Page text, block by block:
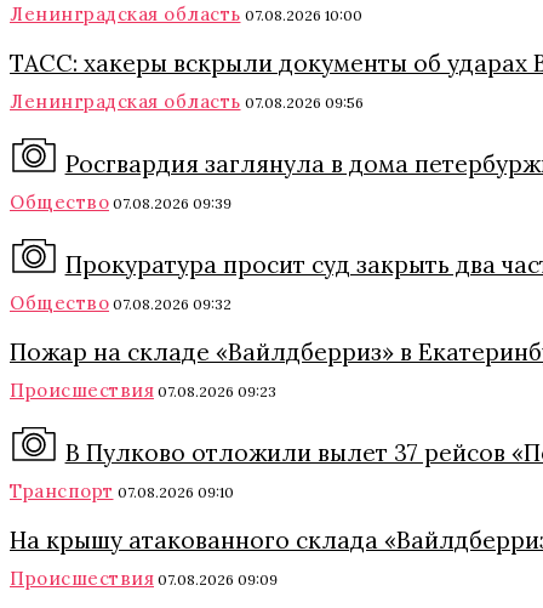
Ленинградская область 07.08.2026 10:00
ТАСС: хакеры вскрыли документы об
Ленинградская область 07.08.2026 09:56
Росгвардия заглянула в дома
Общество 07.08.2026 09:39
Прокуратура просит суд закрыть два
Общество 07.08.2026 09:32
Пожар на складе «Вайлдберриз» в
Происшествия 07.08.2026 09:23
В Пулково отложили вылет 37 рейсов
Транспорт 07.08.2026 09:10
На крышу атакованного склада
Происшествия 07.08.2026 09:09